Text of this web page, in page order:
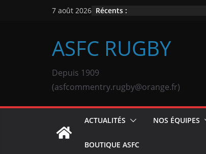
7 août 2026 Récents :
ASFC RUGBY
Depuis 1909
(asfcommentry.rugby@orange.fr)
ACTUALITÉS NOS ÉQUIPES
BOUTIQUE ASFC